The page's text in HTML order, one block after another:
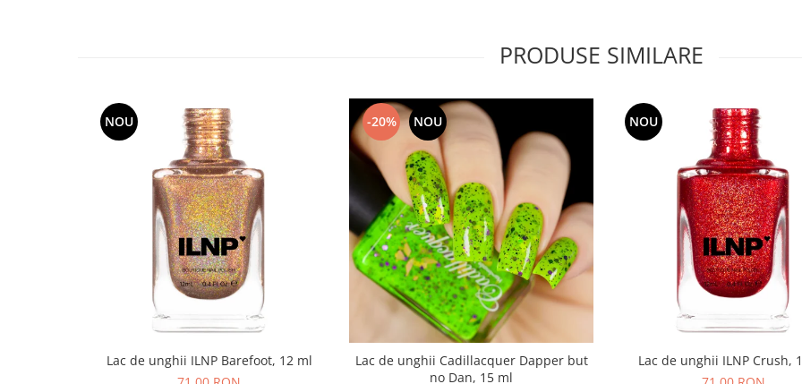
PRODUSE SIMILARE
NOU
Lac de unghii ILNP Barefoot, 12 ml
-20% NOU
Lac de unghii Cadillacquer Dapper but
no Dan, 15 ml
NOU
Lac de unghii ILNP Crush,